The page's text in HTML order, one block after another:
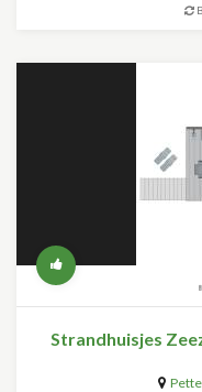
Strandhuisjes